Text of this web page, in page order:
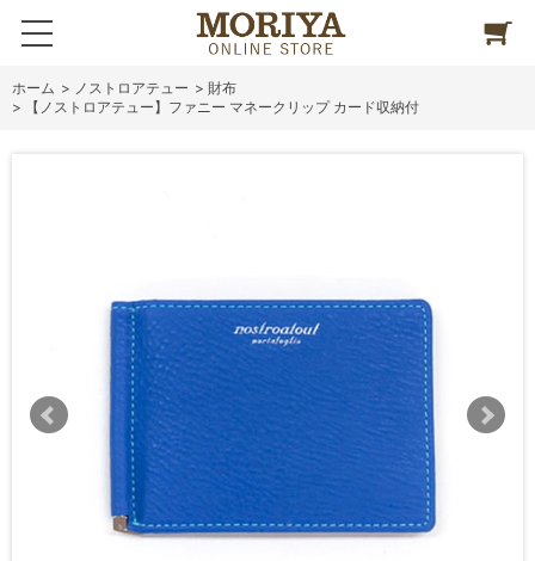
ホーム > ノストロアテュー > 財布
>
【ノストロアテュー】ファニー マネークリップ カード収納付